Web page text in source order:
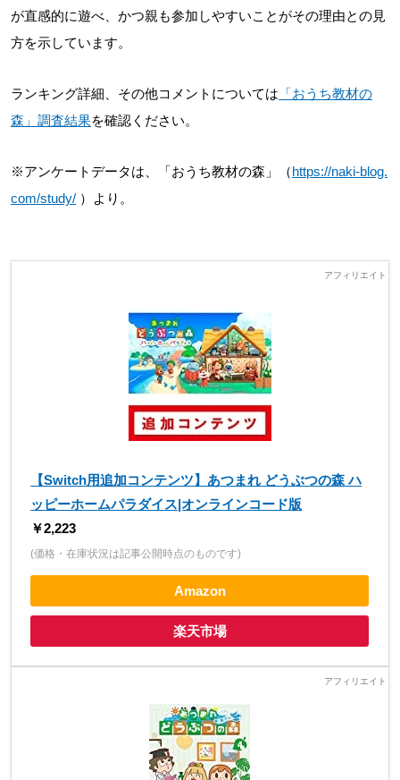
が直感的に遊べ、かつ親も参加しやすいことがその理由との見
方を示しています。
ランキング詳細、その他コメントについては 「おうち教材の
森」調査結果を確認ください。
※アンケートデータは、「おうち教材の森」（https://naki-blog.
com/study/ ）より。
【Switch用追加コンテンツ】あつまれ どうぶつの森 ハ
ッピーホームパラダイス|オンラインコード版
￥2,223
(価格・在庫状況は記事公開時点のものです)
Amazon
楽天市場